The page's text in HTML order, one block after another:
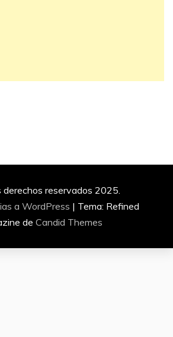
derechos reservados 2025.
a WordPress | Tema: Refined
de Candid Themes